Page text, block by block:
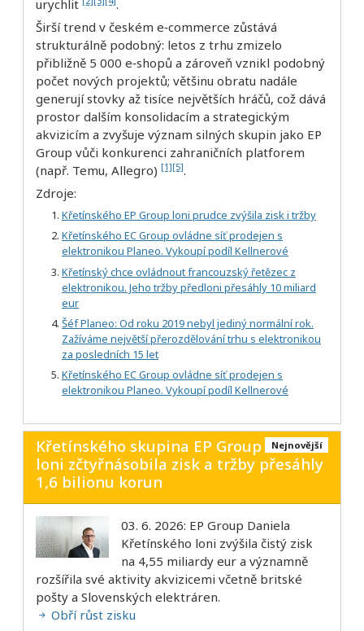
urychlit
.
Širší trend v českém e‑commerce zůstává
strukturálně podobný: letos z trhu zmizelo
přibližně 5 000 e‑shopů a zároveň vznikl podobný
počet nových projektů; většinu obratu nadále
generují stovky až tisíce největších hráčů, což dává
prostor dalším konsolidacím a strategickým
akvizicím a zvyšuje význam silných skupin jako EP
Group vůči konkurenci zahraničních platforem
(např. Temu, Allegro) [1][5].
Zdroje:
Křetínského EP Group loni prudce zvýšila zisk i tržby
Křetínského EC Group ovládne síť prodejen s
elektronikou Planeo. Vykoupí podíl Kellnerové
Křetínský chce ovládnout francouzský řetězec z
elektronikou. Jeho tržby předloni přesáhly 10 miliard
eur
Šéf Planeo: Od roku 2019 nebyl jediný normální rok.
Zažíváme největší přerozdělování trhu s elektronikou
za posledních 15 let
Křetínského EC Group ovládne síť prodejen s
elektronikou Planeo. Vykoupí podíl Kellnerové
Nejnovější
Křetínského skupina EP Group
loni zčtyřnásobila zisk a tržby přesáhly
1,6 bilionu korun
03. 6. 2026: EP Group Daniela
Křetínského loni zvýšila čistý zisk
na 4,55 miliardy eur a významně
rozšířila své aktivity akvizicemi včetně britské
pošty a Slovenských elektráren.
Obří růst zisku